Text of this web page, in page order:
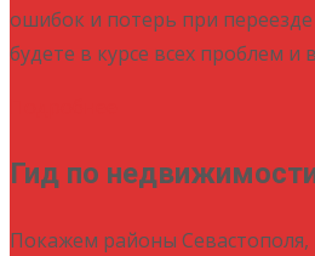
ошибок и потерь при
будете в курсе всех проблем и
Гид по
Покажем районы Севастополя,